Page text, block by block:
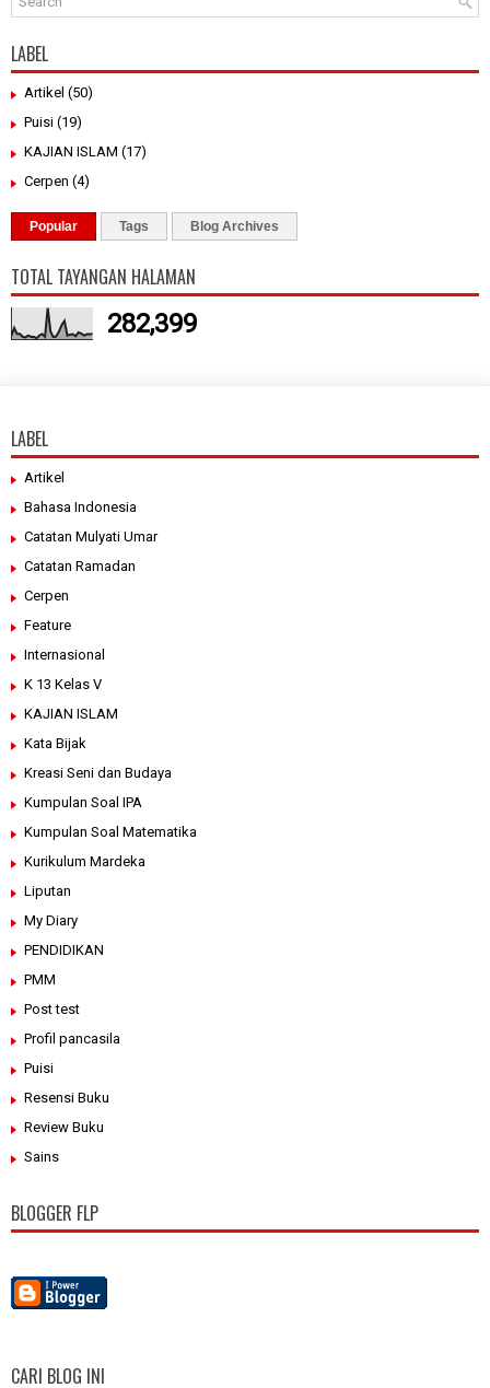
LABEL
Artikel (50)
Puisi (19)
KAJIAN ISLAM (17)
Cerpen (4)
Popular Tags Blog Archives
TOTAL TAYANGAN HALAMAN
282,399
LABEL
Artikel
Bahasa Indonesia
Catatan Mulyati Umar
Catatan Ramadan
Cerpen
Feature
Internasional
K 13 Kelas V
KAJIAN ISLAM
Kata Bijak
Kreasi Seni dan Budaya
Kumpulan Soal IPA
Kumpulan Soal Matematika
Kurikulum Mardeka
Liputan
My Diary
PENDIDIKAN
PMM
Post test
Profil pancasila
Puisi
Resensi Buku
Review Buku
Sains
BLOGGER FLP
CARI BLOG INI